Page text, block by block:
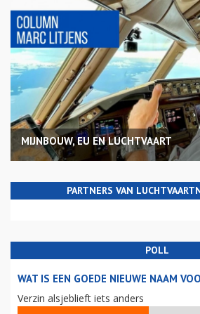
MIJNBOUW, EU EN LUCHTVAART
PARTNERS VAN
POLL
WAT IS EEN GOEDE NIEUWE NAAM
Verzin alsjeblieft iets anders